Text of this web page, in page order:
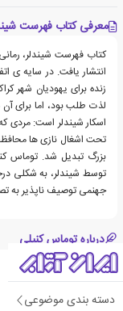
دسته بندی موضوعی
معرفی کتاب فهرست
انتشار یافت. در سایه ی
زنده برای یهودیان شهر
لذت طلب بود، اما برای
اسکار شیندلر است: مردی
تحت اشغال نازی ها
بزرگ تبدیل شد. توماس
توسط شیندلر، به شکلی
جهنمی توصیف ناپذیر به
درباره توماس کنیلی